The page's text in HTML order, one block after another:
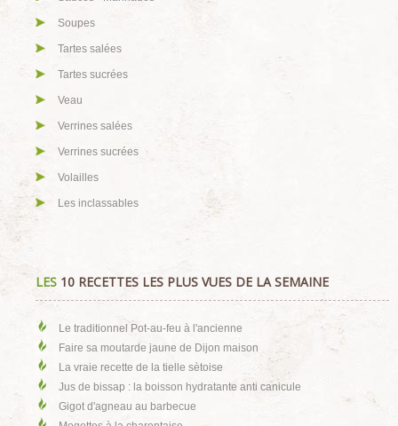
Soupes
Tartes salées
Tartes sucrées
Veau
Verrines salées
Verrines sucrées
Volailles
Les inclassables
LES 10 RECETTES LES PLUS VUES DE LA SEMAINE
Le traditionnel Pot-au-feu à l'ancienne
Faire sa moutarde jaune de Dijon maison
La vraie recette de la tielle sètoise
Jus de bissap : la boisson hydratante anti canicule
Gigot d'agneau au barbecue